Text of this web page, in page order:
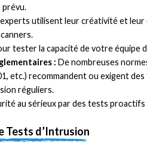
prévu.
utilisent leur créativité et
tester la capacité de votre
: De nombreuses
etc.) recommandent ou exigent
réguliers.
au sérieux par des tests
Tests d’Intrusion